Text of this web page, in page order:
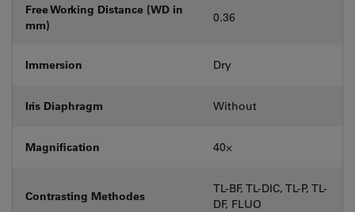
Free Working Distance (WD in
mm)
0.36
Immersion Dry
Iris Diaphragm Without
Magnification 40⨉
Contrasting Methodes
TL-BF, TL-DIC, TL-P, TL-
DF, FLUO